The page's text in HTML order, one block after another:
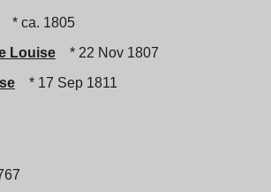
* ca. 1805
Louise
* 22 Nov 1807
* 17 Sep 1811